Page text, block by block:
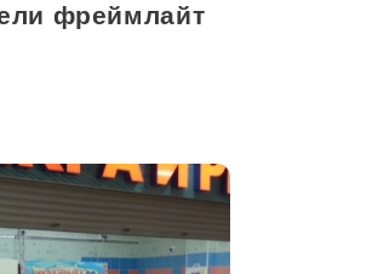
фреймлайт